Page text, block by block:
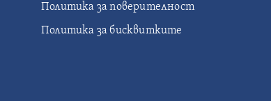
Политика за поверителност
Политика за бисквитките